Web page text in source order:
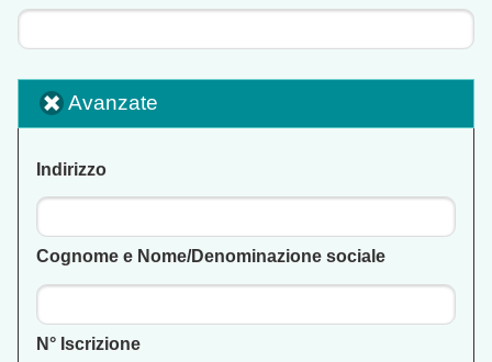
Avanzate
Indirizzo
Cognome e Nome/Denominazione sociale
N° Iscrizione